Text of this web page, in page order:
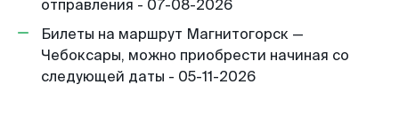
отправления - 07-08-2026
Билеты на маршрут Магнитогорск —
Чебоксары, можно приобрести начиная со
следующей даты - 05-11-2026